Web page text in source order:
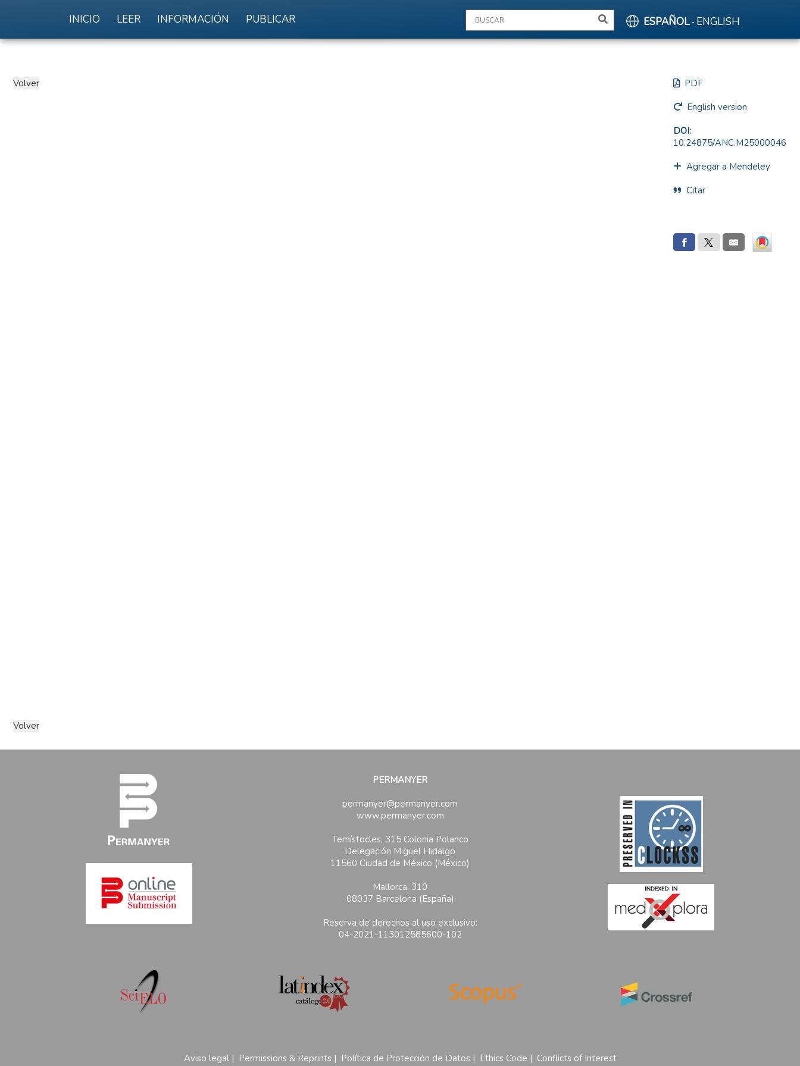
INICIO LEER INFORMACIÓN PUBLICAR ESPAÑOL- ENGLISH
PDF
English version
DOI:
10.24875/ANC.M25000046
Agregar a Mendeley
Citar
PERMANYER
permanyer@permanyer.com
www.permanyer.com
Temístocles, 315 Colonia Polanco
Delegación Miguel Hidalgo
11560 Ciudad de México (México)
Mallorca, 310
08037 Barcelona (España)
Reserva de derechos al uso exclusivo:
04-2021-113012585600-102
Aviso legal| Permissions & Reprints | Política de Protección de Datos | Ethics Code | Conflicts of Interest